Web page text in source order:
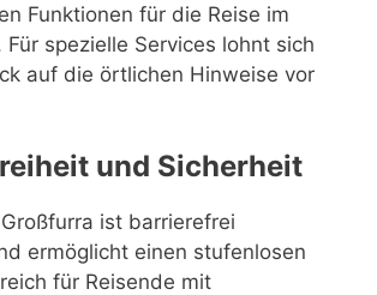
Funktionen für die Reise im
spezielle Services lohnt sich
auf die örtlichen Hinweise vor
und Sicherheit
ist barrierefrei
ermöglicht einen stufenlosen
für Reisende mit